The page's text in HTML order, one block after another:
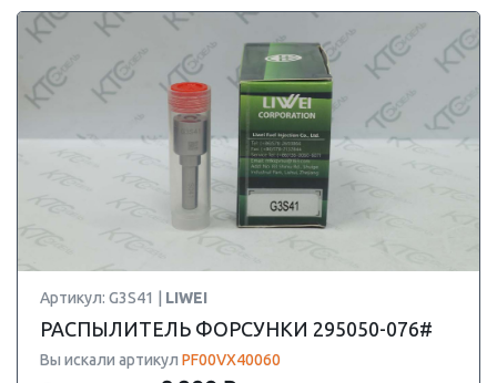
Артикул: G3S41 | LIWEI
РАСПЫЛИТЕЛЬ ФОРСУНКИ 295050-076#
Вы искали артикул PF00VX40060